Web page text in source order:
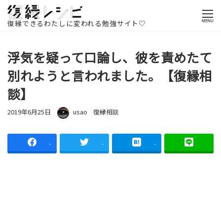
復縁できるわたしに変われる勉強サイト♡ MENU
ホームページ 記事一覧
浮気を疑って口論し、彼を責
めたて別れようと言われました。【復縁相談】
浮気を疑って口論し、彼を責めたて
別れようと言われました。【復縁相
談】
投稿日
2019年6月25日 著者 usao カテゴリー
復縁相談
- - -